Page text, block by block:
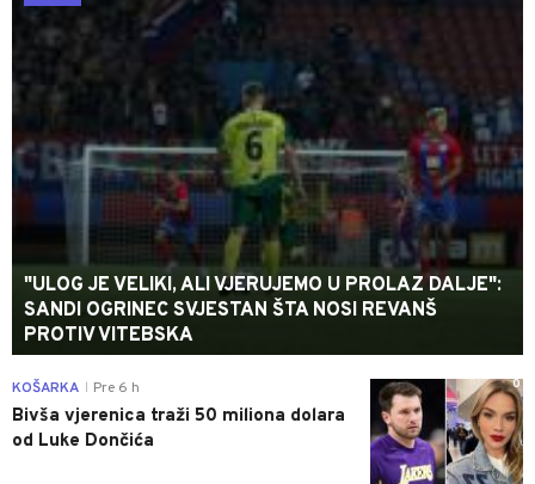
"ULOG JE VELIKI, ALI VJERUJEMO U PROLAZ DALJE":
SANDI OGRINEC SVJESTAN ŠTA NOSI REVANŠ
PROTIV VITEBSKA
0
KOŠARKA Pre 6 h
Bivša vjerenica traži 50 miliona dolara
od Luke Dončića